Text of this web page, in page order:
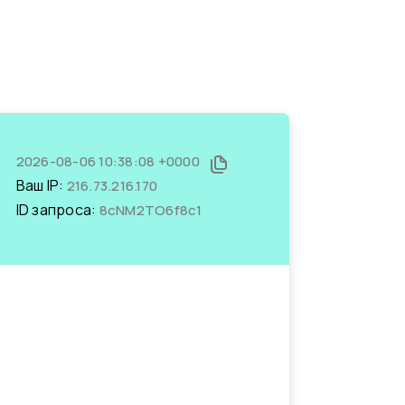
2026-08-06 10:38:08 +0000
Ваш IP: 216.73.216.170
ID запроса: 8cNM2TO6f8c1